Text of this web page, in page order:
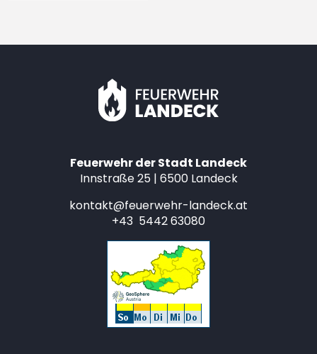
Feuerwehr der Stadt Landeck
Innstraße 25 | 6500 Landeck
kontakt@feuerwehr-landeck.at
+43 5442 63080